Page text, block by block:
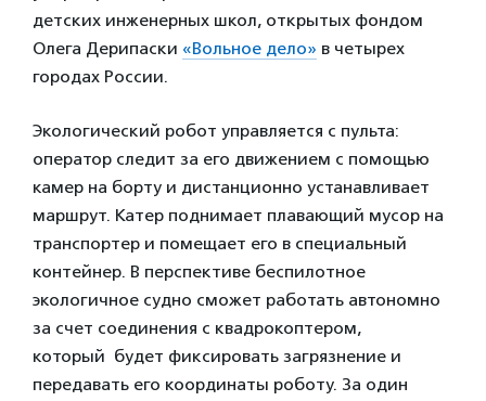
детских инженерных школ, открытых фондом
Олега Дерипаски «Вольное дело» в четырех
городах России.
Экологический робот управляется с пульта:
оператор следит за его движением с помощью
камер на борту и дистанционно устанавливает
маршрут. Катер поднимает плавающий мусор на
транспортер и помещает его в специальный
контейнер. В перспективе беспилотное
экологичное судно сможет работать автономно
за счет соединения с квадрокоптером,
который будет фиксировать загрязнение и
передавать его координаты роботу. За один